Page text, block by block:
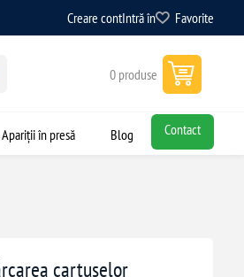
Creare contIntră în Favorite
0 produse
Apariții în presă Blog Contact
cartușelor